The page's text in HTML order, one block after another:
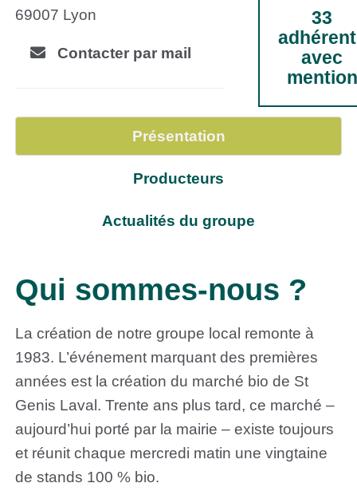
69007 Lyon
Contacter par mail
33
avec
mention
Présentation
Producteurs
Actualités du groupe
Qui sommes-nous ?
La création de notre groupe local remonte à
1983. L’événement marquant des premières
années est la création du marché bio de St
Genis Laval. Trente ans plus tard, ce marché –
aujourd’hui porté par la mairie – existe toujours
et réunit chaque mercredi matin une vingtaine
de stands 100 % bio.